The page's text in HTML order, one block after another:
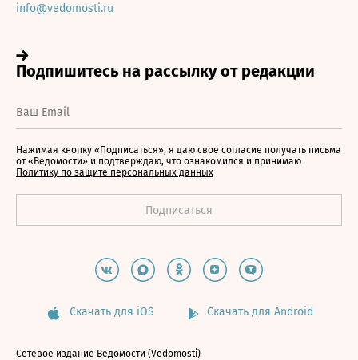
info@vedomosti.ru
Нажимая кнопку «Подписаться», я даю свое согласие получать письма
от «Ведомости» и подтверждаю, что ознакомился и принимаю
Политику по защите персональных данных
Скачать для iOS Скачать для Android
Сетевое издание Ведомости (Vedomosti)